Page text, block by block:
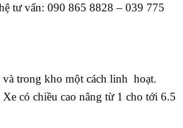
tư vấn: 090 865 8828 – 039 775
và trong kho một cách linh hoạt.
có chiều cao nâng từ 1 cho tới 6.5